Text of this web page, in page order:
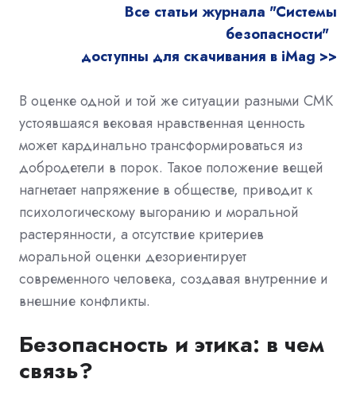
Все статьи журнала "Системы
безопасности"
доступны для скачивания в iMag >>
В оценке одной и той же ситуации разными СМК
устоявшаяся вековая нравственная ценность
может кардинально трансформироваться из
добродетели в порок. Такое положение вещей
нагнетает напряжение в обществе, приводит к
психологическому выгоранию и моральной
растерянности, а отсутствие критериев
моральной оценки дезориентирует
современного человека, создавая внутренние и
внешние конфликты.
Безопасность и этика: в чем
связь?